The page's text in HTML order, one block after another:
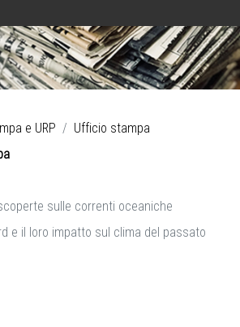
e URP
Ufficio stampa
sulle correnti oceaniche
e il loro impatto sul clima del passato